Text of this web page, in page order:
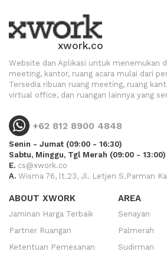
xwork.co
Website dan Aplikasi untuk menemukan
meeting, kantor, ruang acara mulai dari
Tersedia ribuan ruang meeting, ruang
virtual office, dan ruangan lainnya yang
+62 812 8900 4848
Senin - Jumat (09:00 - 16:30)
Sabtu, Minggu, Tgl Merah (09:00 - 13:00)
E. cs@xwork.co
A. Wisma 76, lt.23, Jl. Letjen S.Parman
ABOUT XWORK
Jaminan Harga Terbaik
Partner Ruangan
Ketentuan Pemesanan
AREA
Senayan
Palmerah
Sudirman